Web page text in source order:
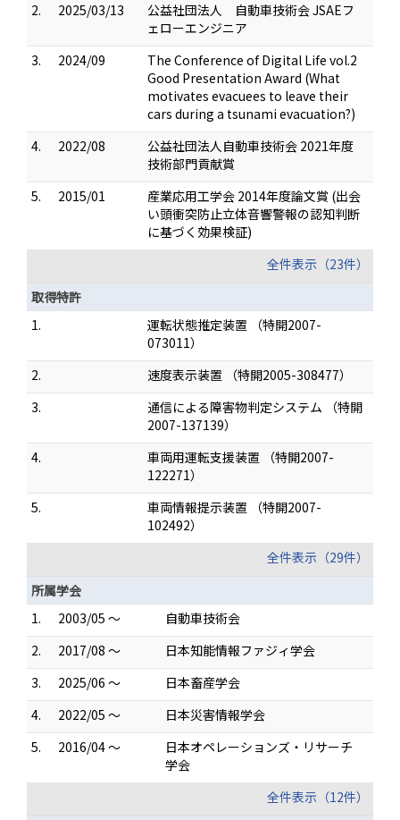
2.
2025/03/13
公益社団法人 自動車技術会 JSAEフ
ェローエンジニア
3.
2024/09
The Conference of Digital Life vol.2
Good Presentation Award (What
motivates evacuees to leave their
cars during a tsunami evacuation?)
4.
2022/08
公益社団法人自動車技術会 2021年度
技術部門貢献賞
5.
2015/01
産業応用工学会 2014年度論文賞 (出会
い頭衝突防止立体音響警報の認知判断
に基づく効果検証)
全件表示（23件）
取得特許
1.
運転状態推定装置 （特開2007-
073011）
2.
速度表示装置 （特開2005-308477）
3.
通信による障害物判定システム （特開
2007-137139）
4.
車両用運転支援装置 （特開2007-
122271）
5.
車両情報提示装置 （特開2007-
102492）
全件表示（29件）
所属学会
1.
2003/05 ～
自動車技術会
2.
2017/08 ～
日本知能情報ファジィ学会
3.
2025/06 ～
日本畜産学会
4.
2022/05 ～
日本災害情報学会
5.
2016/04 ～
日本オペレーションズ・リサーチ
学会
全件表示（12件）